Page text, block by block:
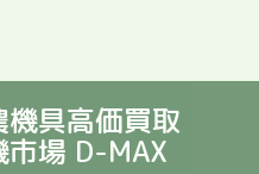
機具高価買取
市場 D-MAX